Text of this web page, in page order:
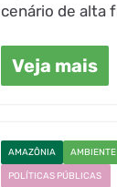
cenário de alta
Veja mais
AMAZÔNIA AMBIENTE
POLÍTICAS PÚBLICAS